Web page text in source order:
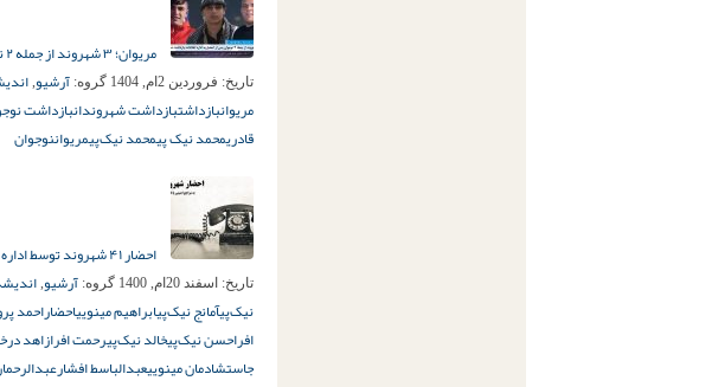
مریوان؛ ۳ شهروند از جمله ۲ نوجوان پس از احضار به اداره اطلاعات بازداشت شدند
تاریخ: فروردین 2ام, 1404 گروه: آرشیو,
مریوانبازداشتبازداشت شهروندانبازداشت
قادریمحمد نیک‌ پیمحمد نیک‌پیمریواننوجوان
احضار ۴۱ شهروند توسط اداره اطلاعات مریوان
تاریخ: اسفند 20ام, 1400 گروه: آرشیو,
نیک‌پیآمانج نیک‌پیابراهیم مینوییاحضاراحمد
افراحسن نیک‌پیخالد نیک‌پیرحمت افرازاهد
جاستشادمان مینوییعبدالباسط افشار